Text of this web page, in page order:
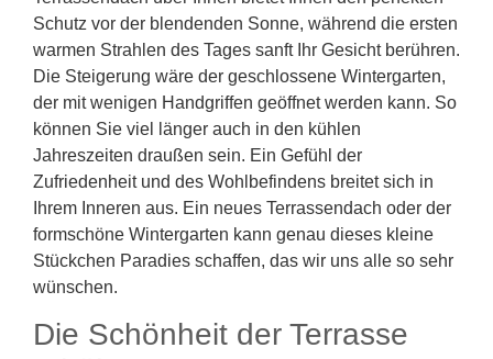
Schutz vor der blendenden Sonne, während die ersten
warmen Strahlen des Tages sanft Ihr Gesicht berühren.
Die Steigerung wäre der geschlossene Wintergarten,
der mit wenigen Handgriffen geöffnet werden kann. So
können Sie viel länger auch in den kühlen
Jahreszeiten draußen sein. Ein Gefühl der
Zufriedenheit und des Wohlbefindens breitet sich in
Ihrem Inneren aus. Ein neues Terrassendach oder der
formschöne Wintergarten kann genau dieses kleine
Stückchen Paradies schaffen, das wir uns alle so sehr
wünschen.
Die Schönheit der Terrasse